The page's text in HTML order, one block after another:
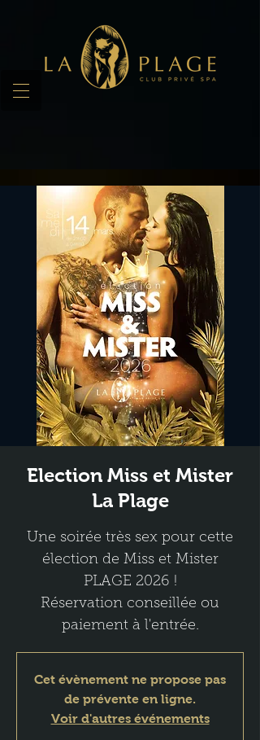
Election Miss et Mister
La Plage
Une soirée très sex pour cette
élection de Miss et Mister
PLAGE 2026 !
Réservation conseillée ou
paiement à l'entrée.
Cet évènement ne propose pas
de prévente en ligne.
Voir d'autres événements